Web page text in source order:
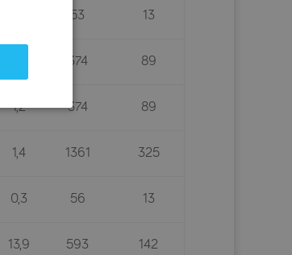
53 13
374 89
1,2 374 89
1,4 1361 325
0,3 56 13
13,9 593 142